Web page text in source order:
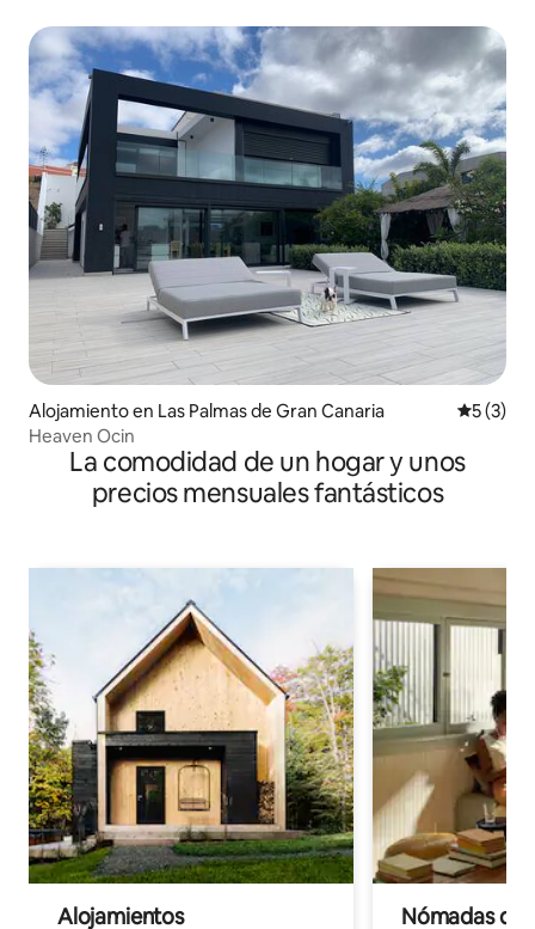
Alojamiento en Las Palmas de Gran Canaria
5 (3)
Heaven Ocin
La comodidad de un hogar y unos
precios mensuales fantásticos
Alojamientos Nómadas